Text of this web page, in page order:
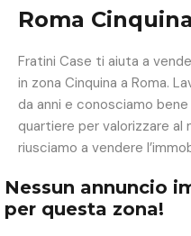
Roma
Fratini Case ti aiuta a
in zona Cinquina a Roma.
da anni e conosciamo
quartiere per valorizzare al
riusciamo a vendere
Nessun annuncio
per questa zona!